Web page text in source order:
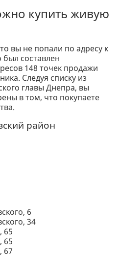
купить живую
вы не попали по адресу к
был составлен
148 точек продажи
Следуя списку из
главы Днепра, вы
в том, что покупаете
район
6
34
65
65
67